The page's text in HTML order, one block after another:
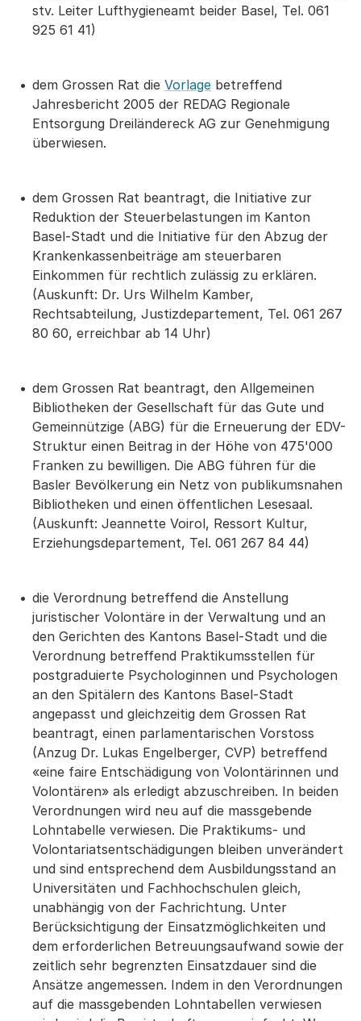
stv. Leiter Lufthygieneamt beider Basel, Tel. 061
925 61 41)
dem Grossen Rat die Vorlage betreffend
Jahresbericht 2005 der REDAG Regionale
Entsorgung Dreiländereck AG zur Genehmigung
überwiesen.
dem Grossen Rat beantragt, die Initiative zur
Reduktion der Steuerbelastungen im Kanton
Basel-Stadt und die Initiative für den Abzug der
Krankenkassenbeiträge am steuerbaren
Einkommen für rechtlich zulässig zu erklären.
(Auskunft: Dr. Urs Wilhelm Kamber,
Rechtsabteilung, Justizdepartement, Tel. 061 267
80 60, erreichbar ab 14 Uhr)
dem Grossen Rat beantragt, den Allgemeinen
Bibliotheken der Gesellschaft für das Gute und
Gemeinnützige (ABG) für die Erneuerung der EDV-
Struktur einen Beitrag in der Höhe von 475'000
Franken zu bewilligen. Die ABG führen für die
Basler Bevölkerung ein Netz von publikumsnahen
Bibliotheken und einen öffentlichen Lesesaal.
(Auskunft: Jeannette Voirol, Ressort Kultur,
Erziehungsdepartement, Tel. 061 267 84 44)
die Verordnung betreffend die Anstellung
juristischer Volontäre in der Verwaltung und an
den Gerichten des Kantons Basel-Stadt und die
Verordnung betreffend Praktikumsstellen für
postgraduierte Psychologinnen und Psychologen
an den Spitälern des Kantons Basel-Stadt
angepasst und gleichzeitig dem Grossen Rat
beantragt, einen parlamentarischen Vorstoss
(Anzug Dr. Lukas Engelberger, CVP) betreffend
«eine faire Entschädigung von Volontärinnen und
Volontären» als erledigt abzuschreiben. In beiden
Verordnungen wird neu auf die massgebende
Lohntabelle verwiesen. Die Praktikums- und
Volontariatsentschädigungen bleiben unverändert
und sind entsprechend dem Ausbildungsstand an
Universitäten und Fachhochschulen gleich,
unabhängig von der Fachrichtung. Unter
Berücksichtigung der Einsatzmöglichkeiten und
dem erforderlichen Betreuungsaufwand sowie der
zeitlich sehr begrenzten Einsatzdauer sind die
Ansätze angemessen. Indem in den Verordnungen
auf die massgebenden Lohntabellen verwiesen